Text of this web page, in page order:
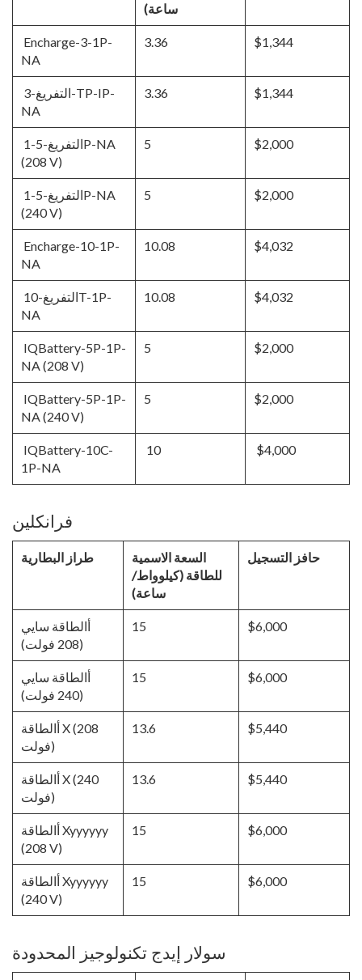
ساعة)
Encharge-3-1P-
NA
3.36 $1,344
NA
3.36 $1,344
(208 V)
5 $2,000
(240 V)
5 $2,000
Encharge-10-1P-
NA
10.08 $4,032
NA
10.08 $4,032
IQBattery-5P-1P-
NA (208 V)
5 $2,000
IQBattery-5P-1P-
NA (240 V)
5 $2,000
IQBattery-10C-
1P-NA
10 $4,000
فرانكلين
طراز البطارية
السعة الاسمية
للطاقة (كيلوواط/
ساعة)
حافز التسجيل
أالطاقة سايي
(208 فولت)
15 $6,000
أالطاقة سايي
(240 فولت)
15 $6,000
أالطاقة X (208
فولت)
13.6 $5,440
أالطاقة X (240
فولت)
13.6 $5,440
أالطاقة Xyyyyyy
(208 V)
15 $6,000
أالطاقة Xyyyyyy
(240 V)
15 $6,000
سولار إيدج تكنولوجيز المحدودة